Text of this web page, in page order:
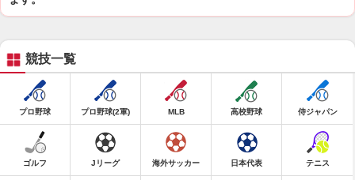
競技一覧
プロ野球 プロ野球(2軍) MLB 高校野球 侍ジャパン
ゴルフ Jリーグ 海外サッカー 日本代表 テニス